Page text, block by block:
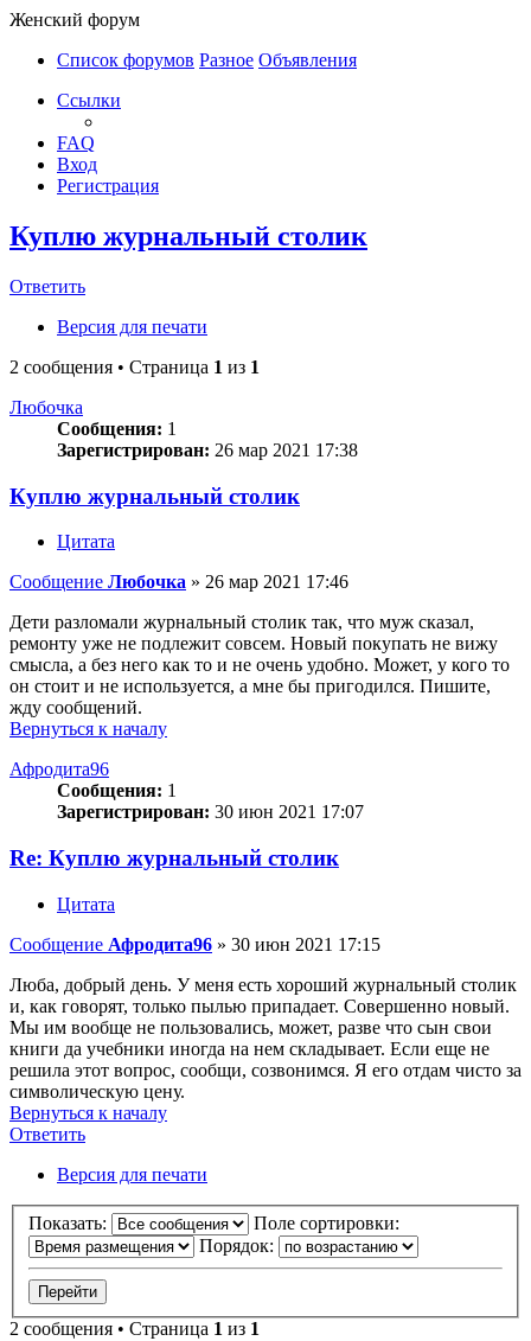
Женский форум
Список форумов Разное Объявления
Ссылки
FAQ
Вход
Регистрация
Куплю журнальный столик
Ответить
Версия для печати
2 сообщения • Страница 1 из 1
Любочка
Сообщения: 1
Зарегистрирован: 26 мар 2021 17:38
Куплю журнальный столик
Цитата
Сообщение Любочка » 26 мар 2021 17:46
Дети разломали журнальный столик так, что муж сказал,
ремонту уже не подлежит совсем. Новый покупать не вижу
смысла, а без него как то и не очень удобно. Может, у кого то
он стоит и не используется, а мне бы пригодился. Пишите,
жду сообщений.
Вернуться к началу
Афродита96
Сообщения: 1
Зарегистрирован: 30 июн 2021 17:07
Re: Куплю журнальный столик
Цитата
Сообщение Афродита96 » 30 июн 2021 17:15
Люба, добрый день. У меня есть хороший журнальный столик
и, как говорят, только пылью припадает. Совершенно новый.
Мы им вообще не пользовались, может, разве что сын свои
книги да учебники иногда на нем складывает. Если еще не
решила этот вопрос, сообщи, созвонимся. Я его отдам чисто за
символическую цену.
Вернуться к началу
Ответить
Версия для печати
Показать:
Поле сортировки:
Порядок:
2 сообщения • Страница 1 из 1